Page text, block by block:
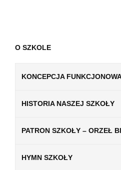
O SZKOLE
KONCEPCJA
HISTORIA NASZEJ SZKOŁY
PATRON SZKOŁY – ORZEŁ
HYMN SZKOŁY